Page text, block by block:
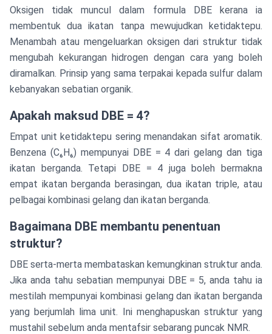
Oksigen tidak muncul dalam formula DBE kerana ia
membentuk dua ikatan tanpa mewujudkan ketidaktepu.
Menambah atau mengeluarkan oksigen dari struktur tidak
mengubah kekurangan hidrogen dengan cara yang boleh
diramalkan. Prinsip yang sama terpakai kepada sulfur dalam
kebanyakan sebatian organik.
Apakah maksud DBE = 4?
Empat unit ketidaktepu sering menandakan sifat aromatik.
Benzena (C₆H₆) mempunyai DBE = 4 dari gelang dan tiga
ikatan berganda. Tetapi DBE = 4 juga boleh bermakna
empat ikatan berganda berasingan, dua ikatan triple, atau
pelbagai kombinasi gelang dan ikatan berganda.
Bagaimana DBE membantu penentuan
struktur?
DBE serta-merta membataskan kemungkinan struktur anda.
Jika anda tahu sebatian mempunyai DBE = 5, anda tahu ia
mestilah mempunyai kombinasi gelang dan ikatan berganda
yang berjumlah lima unit. Ini menghapuskan struktur yang
mustahil sebelum anda mentafsir sebarang puncak NMR.